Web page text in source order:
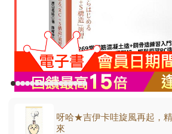
呀哈★吉伊卡哇旋風再起，
來